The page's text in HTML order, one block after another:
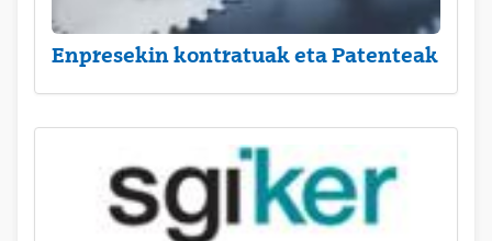
Enpresekin kontratuak eta Patenteak